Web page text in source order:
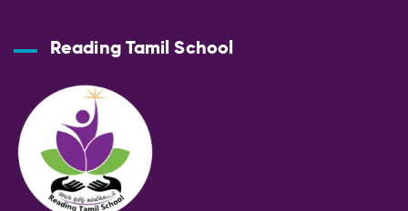
Reading Tamil School